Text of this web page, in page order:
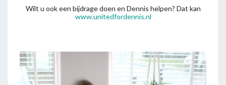
Wilt u ook een bijdrage doen en Dennis helpen? Dat kan
www.unitedfordennis.nl